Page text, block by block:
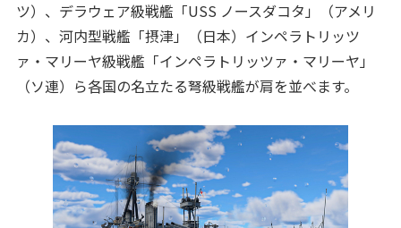
ツ）、デラウェア級戦艦「USS ノースダコタ」（アメリ
カ）、河内型戦艦「摂津」（日本）インペラトリッツ
ァ・マリーヤ級戦艦「インペラトリッツァ・マリーヤ」
（ソ連）ら各国の名立たる弩級戦艦が肩を並べます。